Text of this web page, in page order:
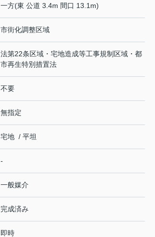
一方(東 公道 3.4m 間口 13.1m)
市街化調整区域
法第22条区域・宅地造成等工事規制区域・都
市再生特別措置法
不要
無指定
宅地 / 平坦
-
一般媒介
完成済み
即時